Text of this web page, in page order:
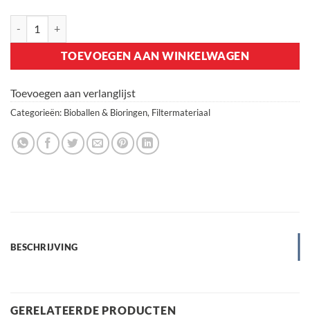
TOEVOEGEN AAN WINKELWAGEN
Toevoegen aan verlanglijst
Categorieën: Bioballen & Bioringen, Filtermateriaal
BESCHRIJVING
GERELATEERDE PRODUCTEN